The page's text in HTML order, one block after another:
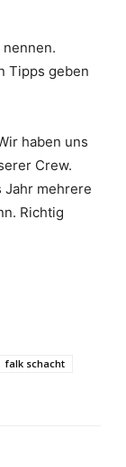
Tipps geben
haben uns
Crew.
Jahr mehrere
Richtig
falk schacht